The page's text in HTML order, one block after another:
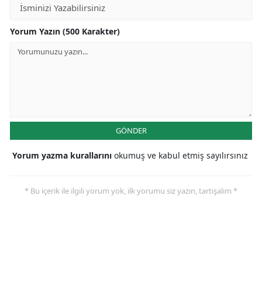
Yorum Yazın (500 Karakter)
GÖNDER
Yorum yazma kurallarını okumuş ve kabul etmiş sayılırsınız
* Bu içerik ile ilgili yorum yok, ilk yorumu siz yazın, tartışalım *